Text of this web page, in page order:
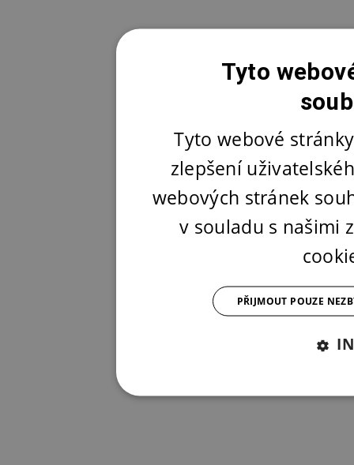
Tyto
Tyto webové
zlepšení
webových stránek
v souladu s našimi
PŘIJMOUT POUZE